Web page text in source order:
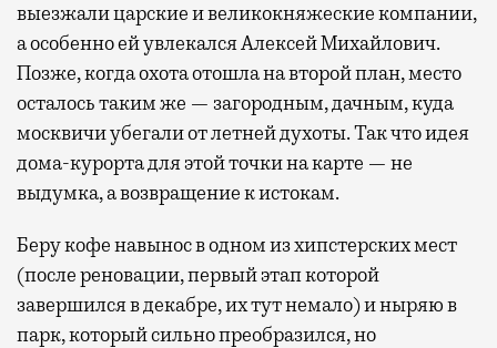
выезжали царские и великокняжеские компании,
а особенно ей увлекался Алексей Михайлович.
Позже, когда охота отошла на второй план, место
осталось таким же — загородным, дачным, куда
москвичи убегали от летней духоты. Так что идея
дома-курорта для этой точки на карте — не
выдумка, а возвращение к истокам.
Беру кофе навынос в одном из хипстерских мест
(после реновации, первый этап которой
завершился в декабре, их тут немало) и ныряю в
парк, который сильно преобразился, но